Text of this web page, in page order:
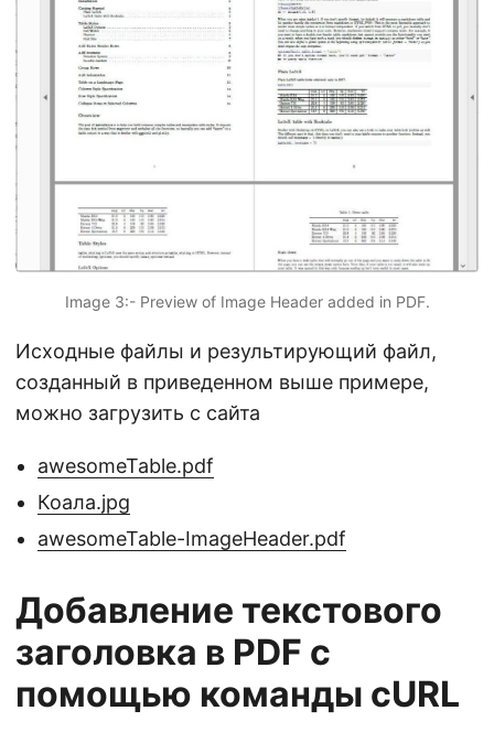
Image 3:- Preview of Image Header added in PDF.
Исходные файлы и результирующий файл,
созданный в приведенном выше примере,
можно загрузить с сайта
awesomeTable.pdf
Коала.jpg
awesomeTable-ImageHeader.pdf
Добавление текстового
заголовка в PDF с
помощью команды cURL